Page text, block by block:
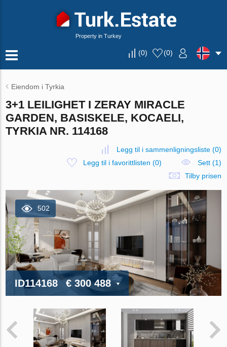
Property in Turkey
(0) (0)
Eiendom i Tyrkia
3+1 LEILIGHET I ZERAY MIRACLE
GARDEN, BASISKELE, KOCAELI,
TYRKIA NR. 114168
Legg til i sammenligningsliste(0)
Legg til i favorittlisten (0)
Sett (1)
Tilby prisen
502
ID114168 € 300 488